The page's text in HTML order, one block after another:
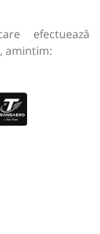
efectuează
amintim: